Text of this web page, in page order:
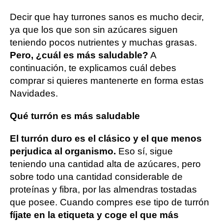
Decir que hay turrones sanos es mucho decir,
ya que los que son sin azúcares siguen
teniendo pocos nutrientes y muchas grasas.
Pero, ¿cuál es más saludable? A
continuación, te explicamos cuál debes
comprar si quieres mantenerte en forma estas
Navidades.
Qué turrón es más saludable
El turrón duro es el clásico y el que menos
perjudica al organismo. Eso sí, sigue
teniendo una cantidad alta de azúcares, pero
sobre todo una cantidad considerable de
proteínas y fibra, por las almendras tostadas
que posee. Cuando compres ese tipo de turrón
fíjate en la etiqueta y coge el que más